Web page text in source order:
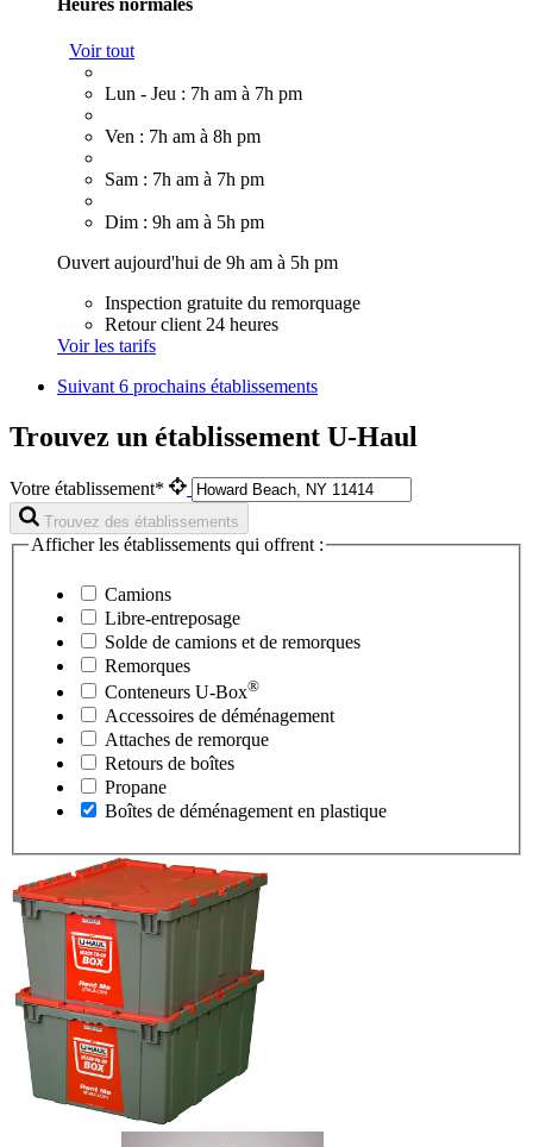
Heures normales
Voir tout
Lun - Jeu : 7h am à 7h pm
Ven : 7h am à 8h pm
Sam : 7h am à 7h pm
Dim : 9h am à 5h pm
Ouvert aujourd'hui de 9h am à 5h pm
Inspection gratuite du remorquage
Retour client 24 heures
Voir les tarifs
Suivant6 prochains établissements
Trouvez un établissement U-Haul
Votre établissement*
Trouvez des établissements
Afficher les établissements qui offrent :
Camions
Libre-entreposage
Solde de camions et de remorques
Remorques
Conteneurs U-Box®
Accessoires de déménagement
Attaches de remorque
Retours de boîtes
Propane
Boîtes de déménagement en plastique